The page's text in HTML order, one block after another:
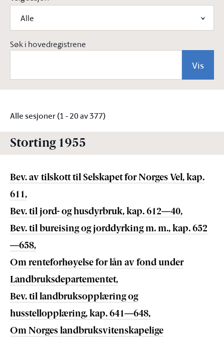
Alle
Søk i hovedregistrene
Vis
Alle sesjoner (1 - 20 av 377)
Storting 1955
Bev. av tilskott til Selskapet for Norges Vel, kap.
611,
Bev. til jord- og husdyrbruk, kap. 612—40,
Bev. til bureising og jorddyrking m. m., kap. 652
—658,
Om renteforhøyelse for lån av fond under
Landbruksdepartementet,
Bev. til landbruksopplæring og
husstellopplæring, kap. 641—648,
Om Norges landbruksvitenskapelige